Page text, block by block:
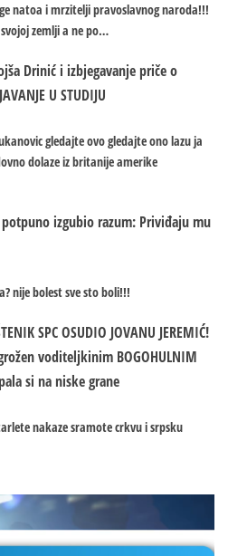
natoa i mrzitelji pravoslavnog naroda!!!
zemlji a ne po…
Drinić i izbjegavanje priče o
U STUDIJU
gledajte ovo gledajte ono lazu ja
dolaze iz britanije amerike
izgubio razum: Priviđaju mu
nije bolest sve sto boli!!!
SPC OSUDIO JOVANU JEREMIĆ!
voditeljkinim BOGOHULNIM
si na niske grane
nakaze sramote crkvu i srpsku